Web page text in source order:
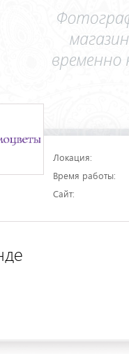
Локация:
Время работы:
Сайт: